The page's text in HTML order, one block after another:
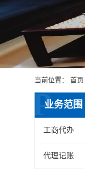
当前位置： 首页
业务范围
P
工商代办
代理记账